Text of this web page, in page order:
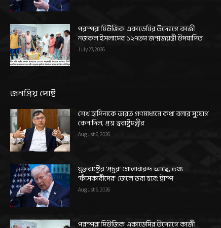
পরম্পরা মিউজিক একাডেমির উদ্যোগে কাজী
নজরুল ইসলামের ১২৭তম জন্মজয়ন্তী উদযাপিত
July 27, 2026
জনপ্রিয় পোষ্ট
শেখ হাসিনাকে ভারত গণমাধ্যমে কথা বলার সুযোগ
কেন দিল, প্রশ্ন স্বরাষ্ট্রমন্ত্রীর
August 6, 2026
যুক্তরাষ্ট্রের ‘প্রচুর’ গোলাবারুদ আছে, তথ্য
‘ফাঁসকারীদের’ জেলে ভরা হবে: ট্রাম্প
August 6, 2026
পরম্পরা মিউজিক একাডেমির উদ্যোগে কাজী